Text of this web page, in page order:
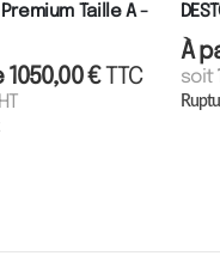
Taille A -
1050,00€TTC
À
soit